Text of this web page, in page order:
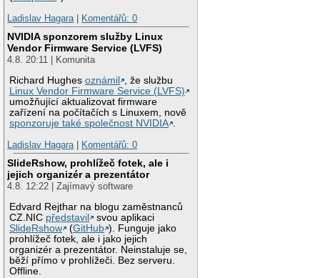
Ladislav Hagara
Komentářů: 0
NVIDIA sponzorem služby Linux
Vendor Firmware Service (LVFS)
4.8. 20:11 | Komunita
Richard Hughesoznámil
, že službu
Linux Vendor Firmware Service (LVFS)
umožňující aktualizovat firmware
zařízení na počítačích s Linuxem, nově
sponzoruje také společnost NVIDIA .
Ladislav Hagara | Komentářů: 0
SlideRshow, prohlížeč fotek, ale i
jejich organizér a prezentátor
4.8. 12:22 | Zajímavý software
Edvard Rejthar na blogu zaměstnanců
CZ.NIC představil
svou aplikaci
SlideRshow
(GitHub ). Funguje jako
prohlížeč fotek, ale i jako jejich
organizér a prezentátor. Neinstaluje se,
běží přímo v prohlížeči. Bez serveru.
Offline.